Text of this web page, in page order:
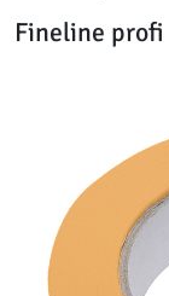
Fineline profi